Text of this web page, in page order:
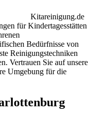
Kitareinigung.de
für Kindertagesstätten
Bedürfnisse von
Reinigungstechniken
Vertrauen Sie auf unsere
Umgebung für die